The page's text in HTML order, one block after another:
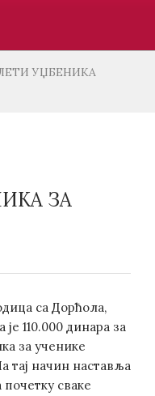
УЏБЕНИКА
ЗА
са Дорћола,
110.000 динара за
за ученике
тај начин наставља
сваке